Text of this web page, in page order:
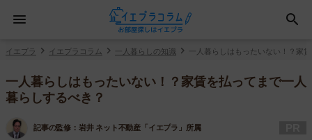
イエプラ イエプラコラム 一人暮らしの知識 一人暮らしはもったいない！？家
一人暮らしはもったいない！？家賃を払ってまで一人
暮らしするべき？
記事の監修： 岩井 ネット不動産「イエプラ」所属